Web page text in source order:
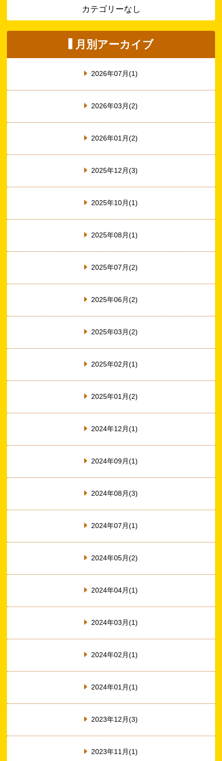
カテゴリーなし
月別アーカイブ
2026年07月(1)
2026年03月(2)
2026年01月(2)
2025年12月(3)
2025年10月(1)
2025年08月(1)
2025年07月(2)
2025年06月(2)
2025年03月(2)
2025年02月(1)
2025年01月(2)
2024年12月(1)
2024年09月(1)
2024年08月(3)
2024年07月(1)
2024年05月(2)
2024年04月(1)
2024年03月(1)
2024年02月(1)
2024年01月(1)
2023年12月(3)
2023年11月(1)